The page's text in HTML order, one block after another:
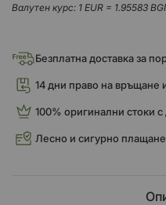
Валутен курс: 1 EUR = 1.95583
Безплатна доставка за
14 дни право на връщане
100% оригинални стоки
Лесно и сигурно плащане